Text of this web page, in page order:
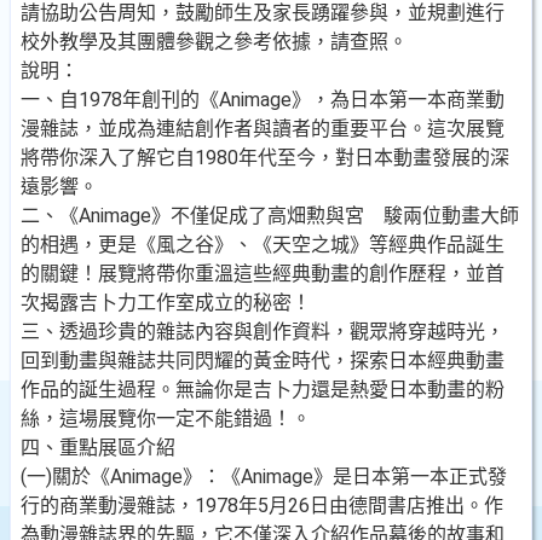
請協助公告周知，鼓勵師生及家長踴躍參與，並規劃進行
校外教學及其團體參觀之參考依據，請查照。
說明：
一、自1978年創刊的《Animage》，為日本第一本商業動
漫雜誌，並成為連結創作者與讀者的重要平台。這次展覽
將帶你深入了解它自1980年代至今，對日本動畫發展的深
遠影響。
二、《Animage》不僅促成了高畑勲與宮 駿兩位動畫大師
的相遇，更是《風之谷》、《天空之城》等經典作品誕生
的關鍵！展覽將帶你重溫這些經典動畫的創作歷程，並首
次揭露吉卜力工作室成立的秘密！
三、透過珍貴的雜誌內容與創作資料，觀眾將穿越時光，
回到動畫與雜誌共同閃耀的黃金時代，探索日本經典動畫
作品的誕生過程。無論你是吉卜力還是熱愛日本動畫的粉
絲，這場展覽你一定不能錯過！。
四、重點展區介紹
(一)關於《Animage》：《Animage》是日本第一本正式發
行的商業動漫雜誌，1978年5月26日由德間書店推出。作
為動漫雜誌界的先驅，它不僅深入介紹作品幕後的故事和